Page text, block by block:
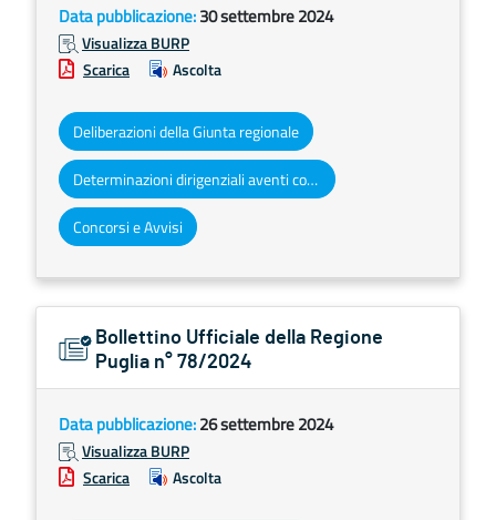
Data pubblicazione:30 settembre 2024
Visualizza BURP
Scarica
Ascolta
Deliberazioni della Giunta regionale
Determinazioni dirigenziali aventi contenuto di interesse generale
Concorsi e Avvisi
Bollettino Ufficiale della Regione
Puglia n° 78/2024
Data pubblicazione:26 settembre 2024
Visualizza BURP
Scarica
Ascolta